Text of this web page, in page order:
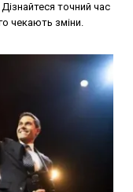
точний час
чекають зміни.